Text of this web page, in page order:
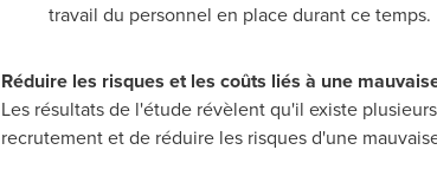
travail du personnel en place durant ce temps.
Réduire les risques et les coûts liés à une
Les résultats de l'étude révèlent qu'il existe
recrutement et de réduire les risques d'une